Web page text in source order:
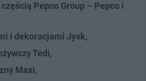
Pepco Group – Pepco i
i dekoracjami Jysk,
Tedi,
Maxi,